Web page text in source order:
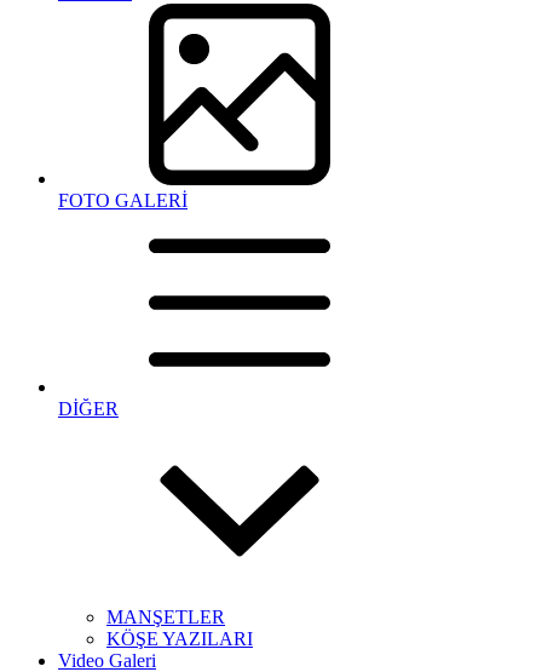
FOTO GALERİ
DİĞER
MANŞETLER
KÖŞE YAZILARI
Video Galeri